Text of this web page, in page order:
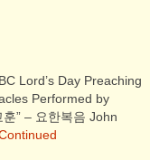
Lord’s Day Preaching
Performed by
” – 요한복음 John